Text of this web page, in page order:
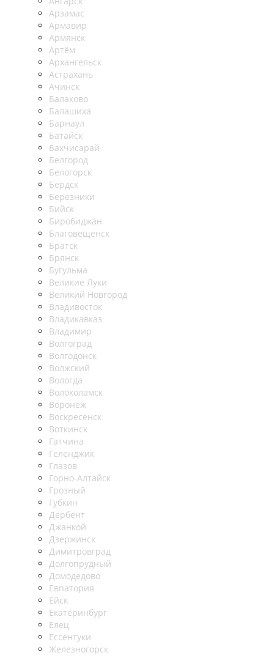
Арзамас
Армавир
Армянск
Артём
Архангельск
Астрахань
Ачинск
Балаково
Балашиха
Барнаул
Батайск
Бахчисарай
Белгород
Белогорск
Бердск
Березники
Бийск
Биробиджан
Благовещенск
Братск
Брянск
Бугульма
Великие Луки
Великий Новгород
Владивосток
Владикавказ
Владимир
Волгоград
Волгодонск
Волжский
Вологда
Волоколамск
Воронеж
Воскресенск
Воткинск
Гатчина
Геленджик
Глазов
Горно-Алтайск
Грозный
Губкин
Дербент
Джанкой
Дзержинск
Димитровград
Долгопрудный
Домодедово
Евпатория
Ейск
Екатеринбург
Елец
Ессентуки
Железногорск